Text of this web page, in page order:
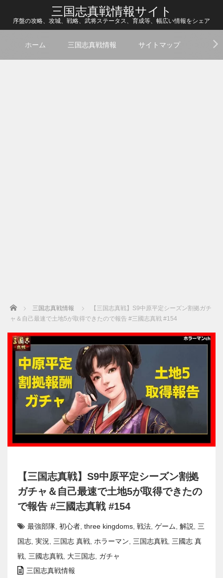
三国志真戦情報サイト
序盤の攻略、攻城、戦略、武将ステータス、育成等、幅広い情報をシェア
ホーム 三国志真戦情報 サイトマップ
Home 三国志真戦情報
【三国志真戦】S9中原平定シーズン割拠ガチ
ャ＆自己最速で土地5が取得できたので報告 #三國志真戦 #154
【三国志真戦】S9中原平定シーズン割拠
ガチャ＆自己最速で土地5が取得できたの
で報告 #三國志真戦 #154
最強部隊 初心者 three kingdoms 戦法 ゲーム 解説
三
国志 実況 三国志 真戦 ホラーマン 三国志真戦 三國志 真
戦 三國志真戦 大三国志 ガチャ
三国志真戦情報